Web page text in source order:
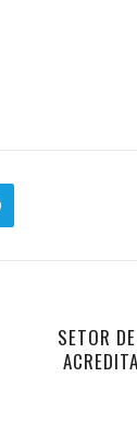
SETOR